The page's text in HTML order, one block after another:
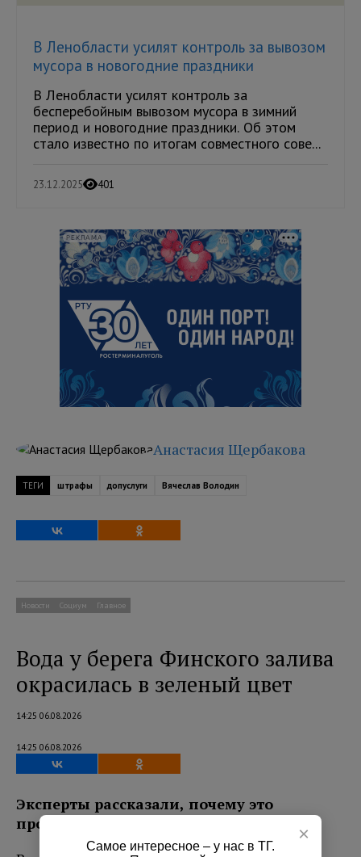
В Ленобласти усилят контроль за вывозом
мусора в новогодние праздники
В Ленобласти усилят контроль за
бесперебойным вывозом мусора в зимний
период и новогодние праздники. Об этом
стало известно по итогам совместного сове...
23.12.2025 401
РЕКЛАМА
Анастасия Щербакова
ТЕГИ штрафы допуслуги Вячеслав Володин
Новости Социум Главное
Вода у берега Финского залива
окрасилась в зеленый цвет
14:25 06.08.2026
14:25 06.08.2026
Эксперты рассказали, почему это
происходит.
×
Самое интересное – у нас в ТГ.